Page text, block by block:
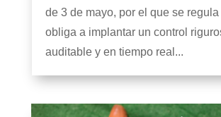
de 3 de mayo, por el que se
obliga a implantar un control
auditable y en tiempo real...